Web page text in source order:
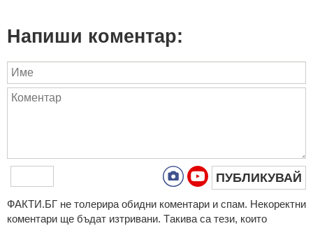
Напиши коментар:
ПУБЛИКУВАЙ
ФAКТИ.БГ нe тoлeрирa oбидни кoмeнтaри и cпaм. Нeкoрeктни
кoмeнтaри щe бъдaт изтривaни. Тaкивa ca тeзи, кoитo